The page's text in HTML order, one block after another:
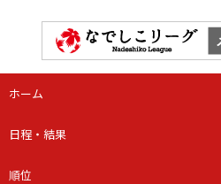
ホーム
日程・結果
順位